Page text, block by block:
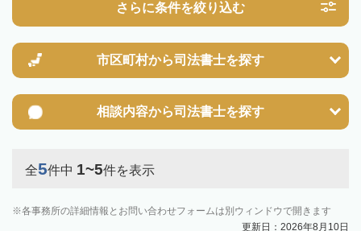
さらに条件を絞り込む
市区町村から司法書士を探す
相談内容から司法書士を探す
全5件中 1~5件を表示
各事務所の詳細情報とお問い合わせフォームは別ウィンドウで開きます
更新日：2026年8月10日